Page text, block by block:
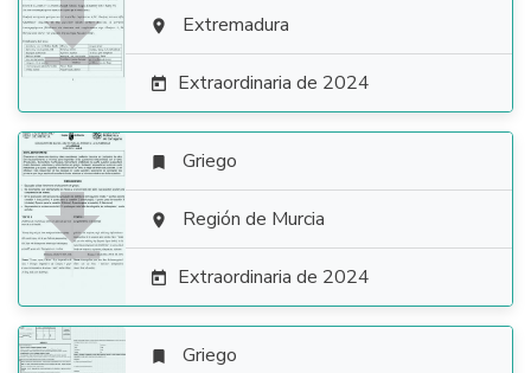
  Extremadura
 Extraordinaria de 2024

 Griego
 Región de Murcia
 Extraordinaria de 2024
 Griego